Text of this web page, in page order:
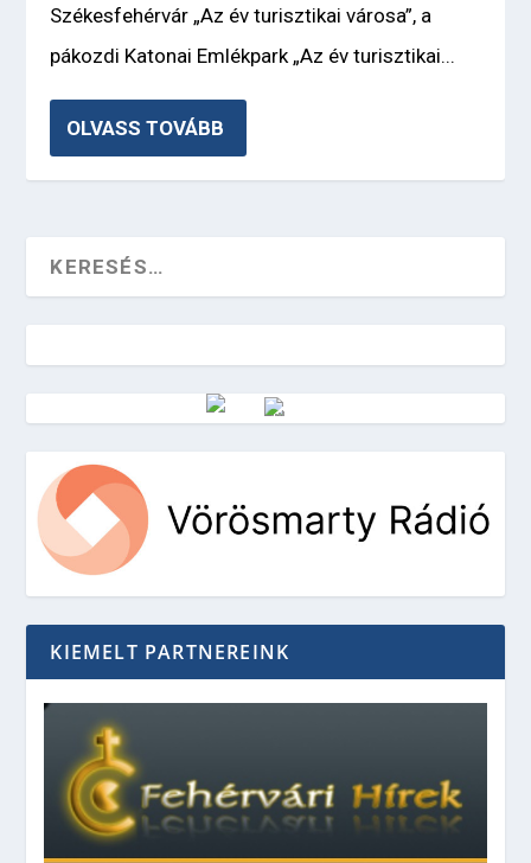
Székesfehérvár „Az év turisztikai városa”, a
pákozdi Katonai Emlékpark „Az év turisztikai...
OLVASS TOVÁBB
Vörösmarty Rádió
KIEMELT PARTNEREINK